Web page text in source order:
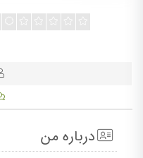
درباره من